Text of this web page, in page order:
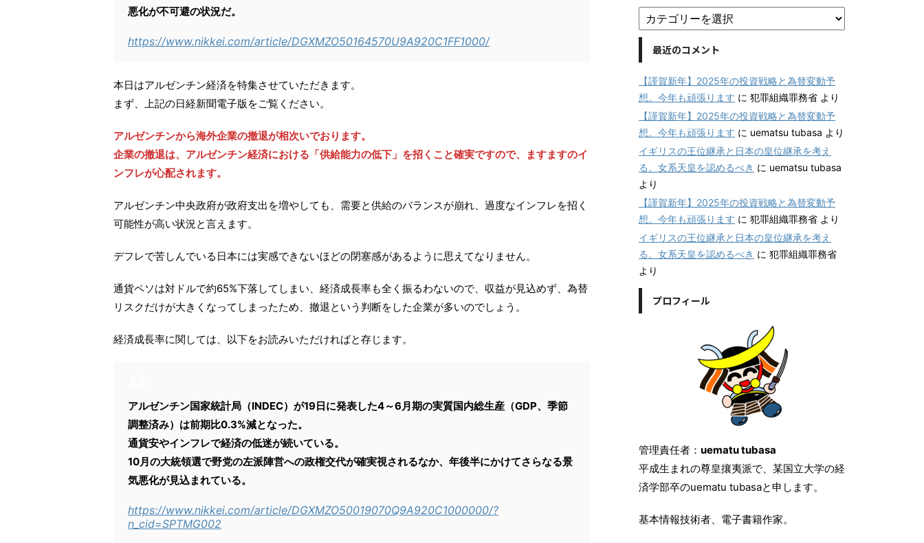
悪化が不可避の状況だ。
https://www.nikkei.com/article/DGXMZO50164570U9A920C1FF1000/
本日はアルゼンチン経済を特集させていただきます。
まず、上記の日経新聞電子版をご覧ください。
アルゼンチンから海外企業の撤退が相次いでおります。
企業の撤退は、アルゼンチン経済における「供給能力の低下」を招くこと確実ですので、ますますのイ
ンフレが心配されます。
アルゼンチン中央政府が政府支出を増やしても、需要と供給のバランスが崩れ、過度なインフレを招く
可能性が高い状況と言えます。
デフレで苦しんでいる日本には実感できないほどの閉塞感があるように思えてなりません。
通貨ペソは対ドルで約65%下落してしまい、経済成長率も全く振るわないので、収益が見込めず、為替
リスクだけが大きくなってしまったため、撤退という判断をした企業が多いのでしょう。
経済成長率に関しては、以下をお読みいただければと存じます。
アルゼンチン国家統計局（INDEC）が19日に発表した4～6月期の実質国内総生産（GDP、季節
調整済み）は前期比0.3%減となった。
通貨安やインフレで経済の低迷が続いている。
10月の大統領選で野党の左派陣営への政権交代が確実視されるなか、年後半にかけてさらなる景
気悪化が見込まれている。
https://www.nikkei.com/article/DGXMZO50019070Q9A920C1000000/?
n_cid=SPTMG002
最近のコメント
【謹賀新年】2025年の投資戦略と為替変動予
想。今年も頑張ります に 犯罪組織罪務省 より
【謹賀新年】2025年の投資戦略と為替変動予
想。今年も頑張ります に uematsu tubasa より
イギリスの王位継承と日本の皇位継承を考え
る。女系天皇を認めるべき に uematsu tubasa
より
【謹賀新年】2025年の投資戦略と為替変動予
想。今年も頑張ります に 犯罪組織罪務省 より
イギリスの王位継承と日本の皇位継承を考え
る。女系天皇を認めるべき に 犯罪組織罪務省
より
プロフィール
管理責任者： uematu tubasa
平成生まれの尊皇攘夷派で、某国立大学の経
済学部卒のuematu tubasaと申します。
基本情報技術者、電子書籍作家。